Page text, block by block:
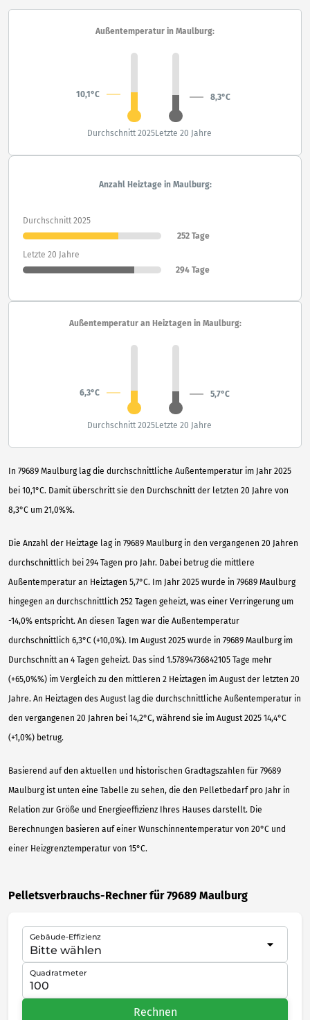
In 79689 Maulburg lag die durchschnittliche Außentemperatur im Jahr 2025
bei 10,1°C. Damit überschritt sie den Durchschnitt der letzten 20 Jahre von
8,3°C um 21,0%%.
Die Anzahl der Heiztage lag in 79689 Maulburg in den vergangenen 20 Jahren
durchschnittlich bei 294 Tagen pro Jahr. Dabei betrug die mittlere
Außentemperatur an Heiztagen 5,7°C. Im Jahr 2025 wurde in 79689 Maulburg
hingegen an durchschnittlich 252 Tagen geheizt, was einer Verringerung um
-14,0% entspricht. An diesen Tagen war die Außentemperatur
durchschnittlich 6,3°C (+10,0%). Im August 2025 wurde in 79689 Maulburg im
Durchschnitt an 4 Tagen geheizt. Das sind 1.57894736842105 Tage mehr
(+65,0%%) im Vergleich zu den mittleren 2 Heiztagen im August der letzten 20
Jahre. An Heiztagen des August lag die durchschnittliche Außentemperatur in
den vergangenen 20 Jahren bei 14,2°C, während sie im August 2025 14,4°C
(+1,0%) betrug.
Basierend auf den aktuellen und historischen Gradtagszahlen für 79689
Maulburg ist unten eine Tabelle zu sehen, die den Pelletbedarf pro Jahr in
Relation zur Größe und Energieeffizienz Ihres Hauses darstellt. Die
Berechnungen basieren auf einer Wunschinnentemperatur von 20°C und
einer Heizgrenztemperatur von 15°C.
Außentemperatur in Maulburg:
10,1°C 8,3°C
Durchschnitt 2025Letzte 20 Jahre
Anzahl Heiztage in Maulburg:
Durchschnitt 2025
252 Tage
Letzte 20 Jahre
294 Tage
Außentemperatur an Heiztagen in Maulburg:
6,3°C 5,7°C
Durchschnitt 2025Letzte 20 Jahre
Pelletsverbrauchs-Rechner für 79689 Maulburg
Gebäude-Effizienz
Quadratmeter
Rechnen